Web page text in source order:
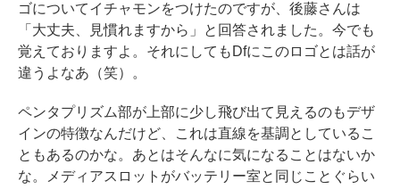
ゴについてイチャモンをつけたのですが、後藤さんは
「大丈夫、見慣れますから」と回答されました。今でも
覚えておりますよ。それにしてもDfにこのロゴとは話が
違うよなあ（笑）。
ペンタプリズム部が上部に少し飛び出て見えるのもデザ
インの特徴なんだけど、これは直線を基調としているこ
ともあるのかな。あとはそんなに気になることはないか
な。メディアスロットがバッテリー室と同じことぐらい